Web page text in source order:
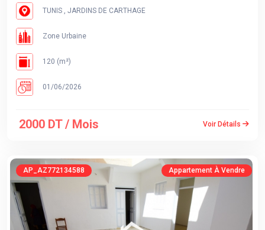
TUNIS , JARDINS DE CARTHAGE
Zone Urbaine
120 (m²)
01/06/2026
2000 DT / Mois Voir Détails
AP_AZ772134588 Appartement À Vendre